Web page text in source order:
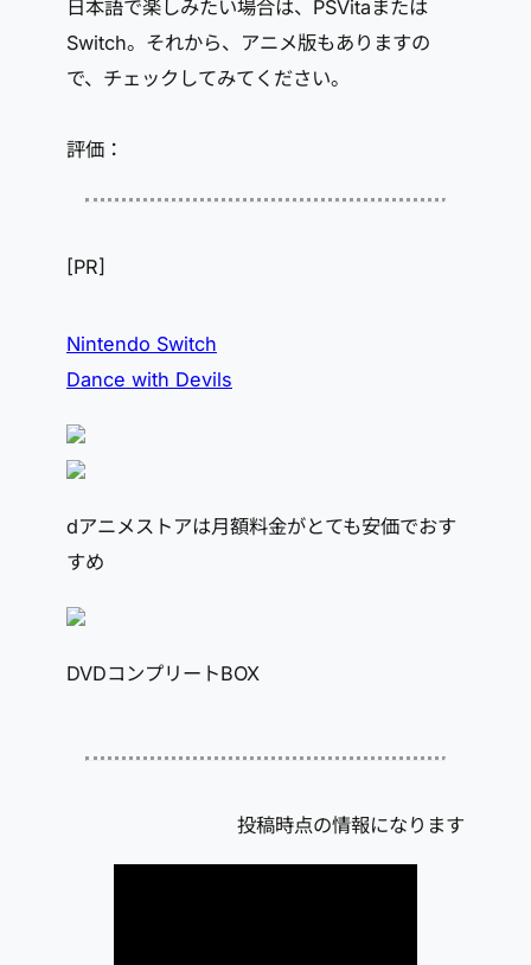
日本語で楽しみたい場合は、PSVitaまたは
Switch。それから、アニメ版もありますの
で、チェックしてみてください。
評価：
[PR]
Nintendo Switch
Dance with Devils
dアニメストアは月額料金がとても安価でおす
すめ
DVDコンプリートBOX
投稿時点の情報になります